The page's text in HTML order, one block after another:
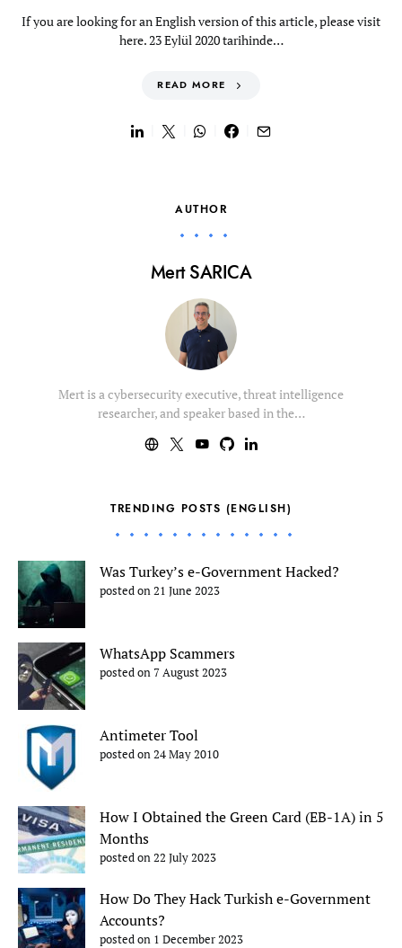
If you are looking for an English version of this article, please visit
here. 23 Eylül 2020 tarihinde…
READ MORE
AUTHOR
Mert SARICA
Mert is a cybersecurity executive, threat intelligence
researcher, and speaker based in the…
TRENDING POSTS (ENGLISH)
Was Turkey’s e-Government Hacked?
posted on 21 June 2023
WhatsApp Scammers
posted on 7 August 2023
Antimeter Tool
posted on 24 May 2010
How I Obtained the Green Card (EB-1A) in 5
Months
posted on 22 July 2023
How Do They Hack Turkish e-Government
Accounts?
posted on 1 December 2023